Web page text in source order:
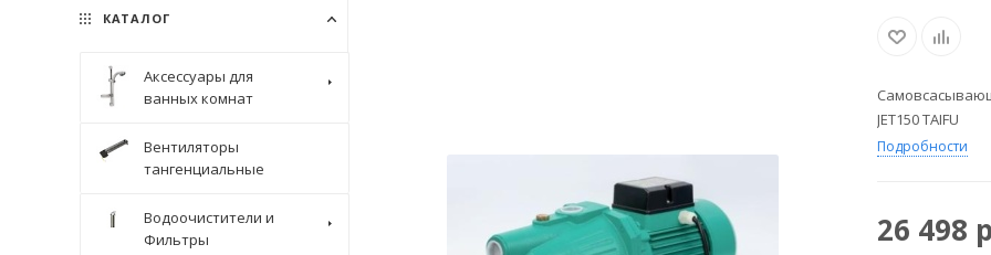
JET150 TAIFU
Подробности
26 498
КАТАЛОГ
Аксессуары для
ванных комнат
Вентиляторы
тангенциальные
Водоочистители и
Фильтры